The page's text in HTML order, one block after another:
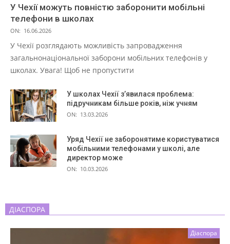
У Чехії можуть повністю заборонити мобільні
телефони в школах
ON: 16.06.2026
У Чехії розглядають можливість запровадження
загальнонаціональної заборони мобільних телефонів у
школах. Увага! Щоб не пропустити
У школах Чехії з’явилася проблема:
підручникам більше років, ніж учням
ON: 13.03.2026
Уряд Чехії не заборонятиме користуватися
мобільними телефонами у школі, але
директор може
ON: 10.03.2026
ДІАСПОРА
Діаспора